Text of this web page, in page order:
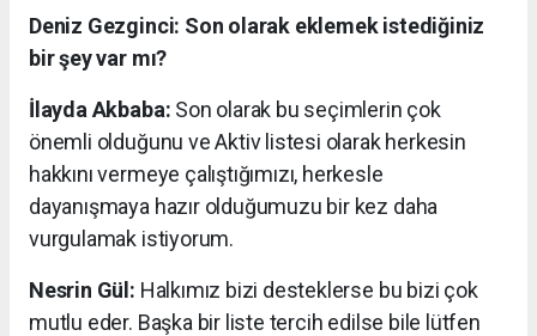
Deniz Gezginci: Son olarak eklemek istediğiniz
bir şey var mı?
İlayda Akbaba: Son olarak bu seçimlerin çok
önemli olduğunu ve Aktiv listesi olarak herkesin
hakkını vermeye çalıştığımızı, herkesle
dayanışmaya hazır olduğumuzu bir kez daha
vurgulamak istiyorum.
Nesrin Gül: Halkımız bizi desteklerse bu bizi çok
mutlu eder. Başka bir liste tercih edilse bile lütfen